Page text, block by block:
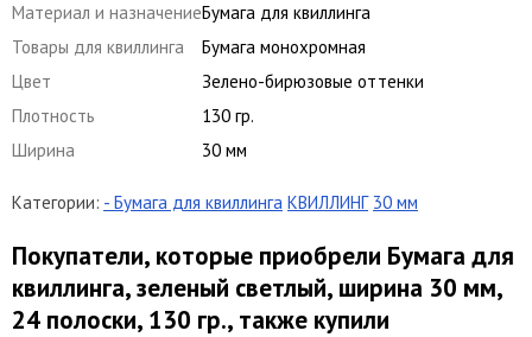
Материал и назначениеБумага для квиллинга
Товары для квиллинга
Бумага монохромная
Цвет
Зелено-бирюзовые оттенки
Плотность
130 гр.
Ширина
30 мм
Категории: - Бумага для квиллинга КВИЛЛИНГ 30 мм
Покупатели, которые приобрели Бумага для
квиллинга, зеленый светлый, ширина 30 мм,
24 полоски, 130 гр., также купили